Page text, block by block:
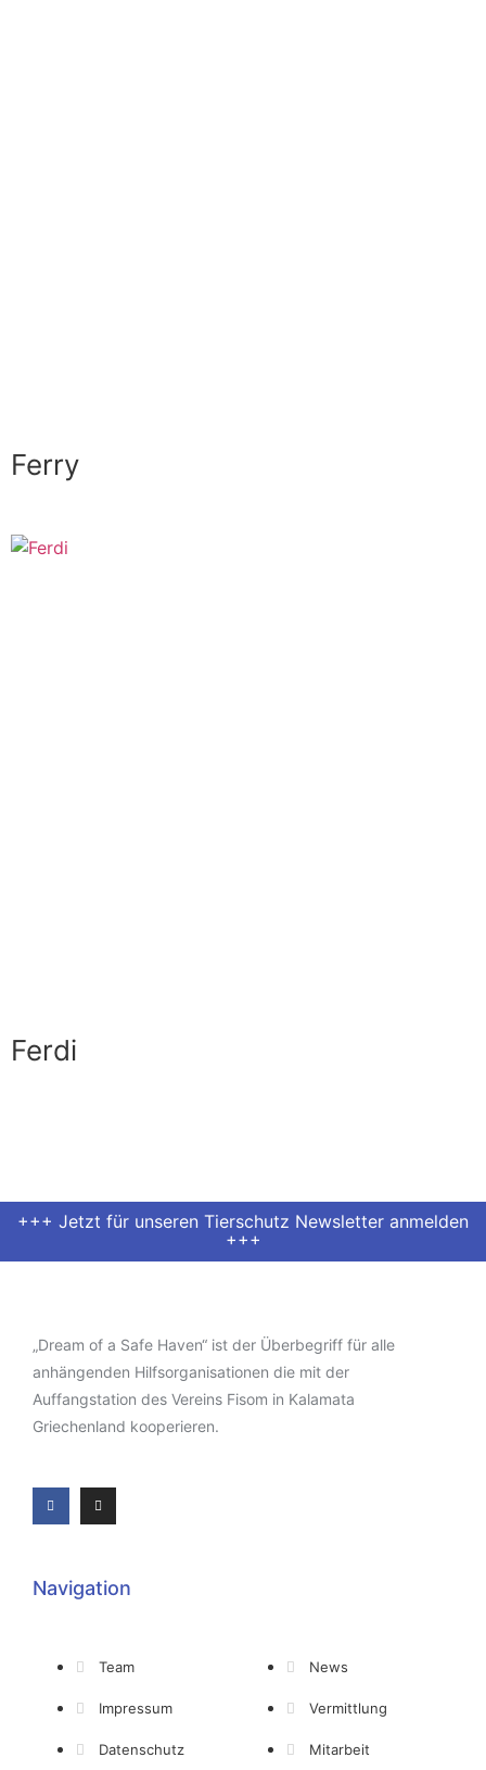
Ferry
Ferdi
+++ Jetzt für unseren Tierschutz Newsletter anmelden
+++
„Dream of a Safe Haven“ ist der Überbegriff für alle
anhängenden Hilfsorganisationen die mit der
Auffangstation des Vereins Fisom in Kalamata
Griechenland kooperieren.
Navigation
Team
Impressum
Datenschutz
News
Vermittlung
Mitarbeit